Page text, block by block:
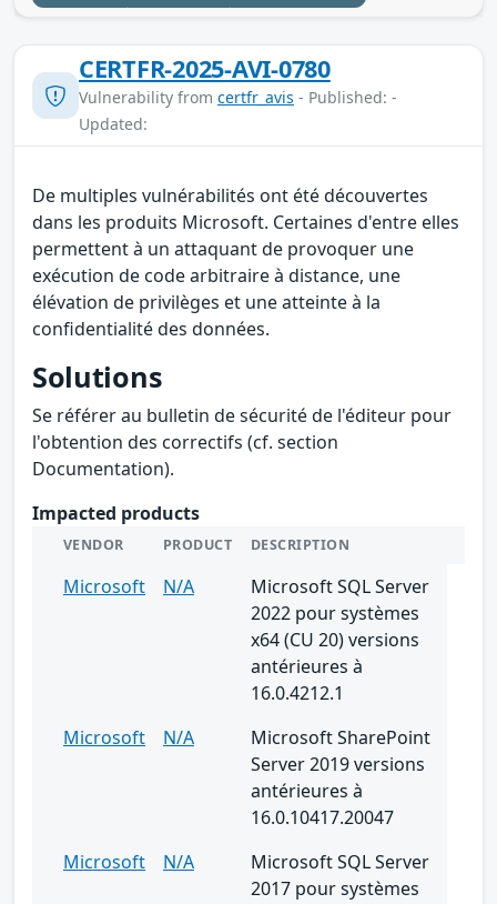
CERTFR-2025-AVI-0780
Vulnerability from certfr_avis - Published: -
Updated:
De multiples vulnérabilités ont été découvertes
dans les produits Microsoft. Certaines d'entre elles
permettent à un attaquant de provoquer une
exécution de code arbitraire à distance, une
élévation de privilèges et une atteinte à la
confidentialité des données.
Solutions
Se référer au bulletin de sécurité de l'éditeur pour
l'obtention des correctifs (cf. section
Documentation).
Impacted products
VENDOR PRODUCT DESCRIPTION
Microsoft N/A
Microsoft SQL Server
2022 pour systèmes
x64 (CU 20) versions
antérieures à
16.0.4212.1
Microsoft
N/A
Microsoft SharePoint
Server 2019 versions
antérieures à
16.0.10417.20047
Microsoft
N/A
Microsoft SQL Server
2017 pour systèmes